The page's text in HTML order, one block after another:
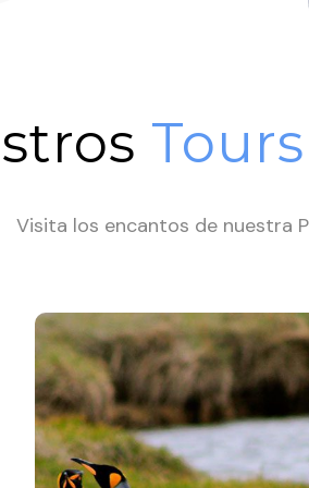
Visita los encantos de nuestra